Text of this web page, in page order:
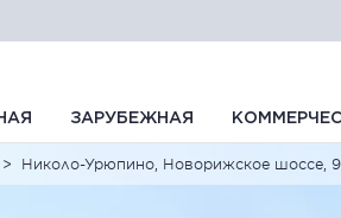
ЗАРУБЕЖНАЯ
Николо-Урюпино, Новорижское шоссе,